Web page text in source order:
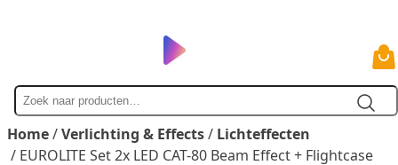
Zoek
naar
Home/Verlichting & Effects/ Lichteffecten
/ EUROLITE Set 2x LED CAT-80 Beam Effect + Flightcase